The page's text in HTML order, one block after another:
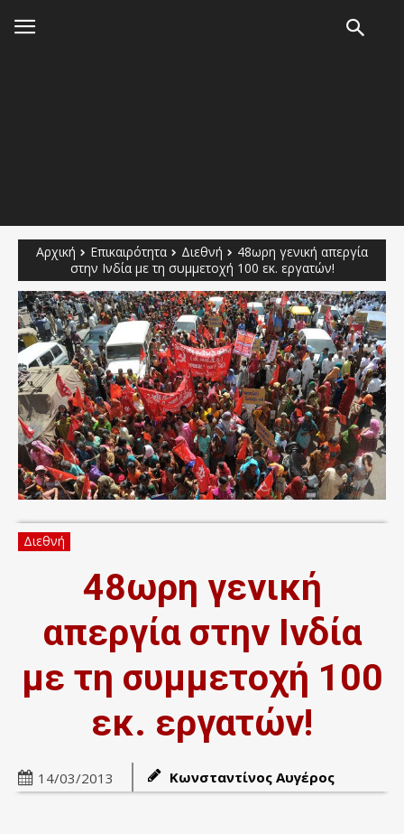
Αρχική Επικαιρότητα Διεθνή
48ωρη γενική απεργία
στην Ινδία με τη συμμετοχή 100 εκ. εργατών!
Διεθνή
48ωρη γενική
απεργία στην Ινδία
με τη συμμετοχή 100
εκ. εργατών!
14/03/2013 Κωνσταντίνος Αυγέρος